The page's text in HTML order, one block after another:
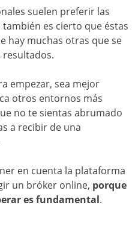
suelen preferir las
es cierto que éstas
hay muchas otras que se
resultados.
empezar, sea mejor
otros entornos más
no te sientas abrumado
a recibir de una
en cuenta la plataforma
un bróker online, porque
es fundamental.